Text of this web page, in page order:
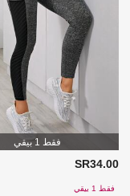
فقط 1 بيقي
SR34.00
فقط 1 بيقي